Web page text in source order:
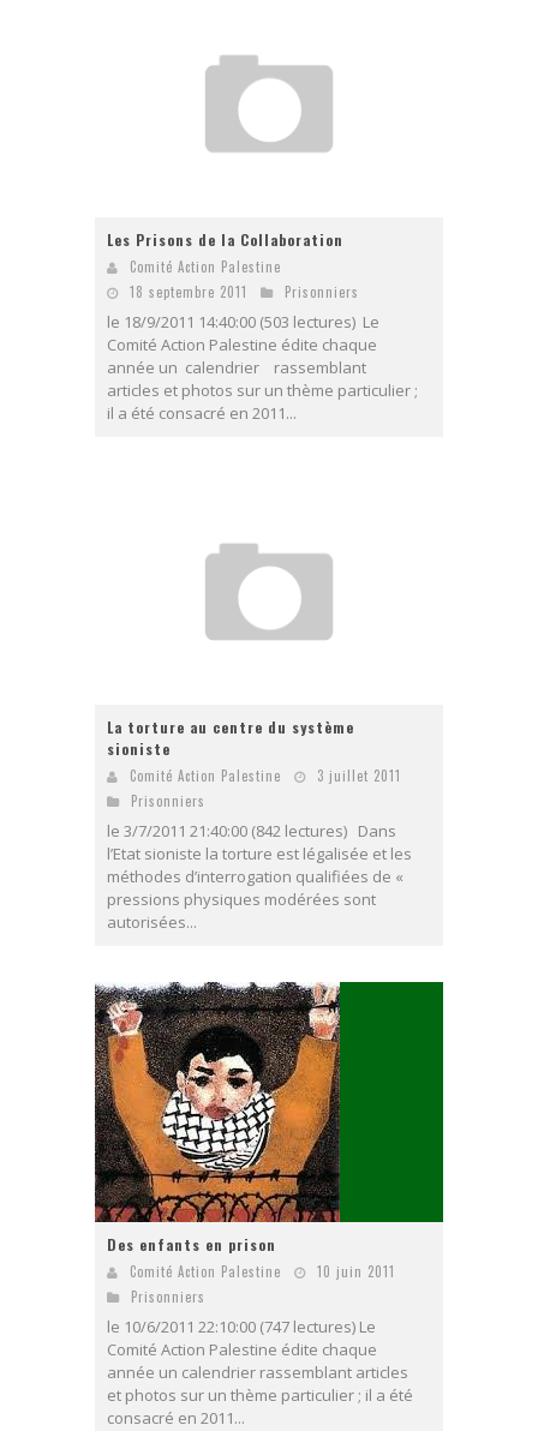
Les Prisons de la Collaboration
Comité Action Palestine
18 septembre 2011
Prisonniers
le 18/9/2011 14:40:00 (503 lectures) Le
Comité Action Palestine édite chaque
année un calendrier rassemblant
articles et photos sur un thème particulier ;
il a été consacré en 2011...
La torture au centre du système
sioniste
Comité Action Palestine
3 juillet 2011
Prisonniers
le 3/7/2011 21:40:00 (842 lectures) Dans
l’Etat sioniste la torture est légalisée et les
méthodes d’interrogation qualifiées de «
pressions physiques modérées sont
autorisées...
Des enfants en prison
Comité Action Palestine
10 juin 2011
Prisonniers
le 10/6/2011 22:10:00 (747 lectures) Le
Comité Action Palestine édite chaque
année un calendrier rassemblant articles
et photos sur un thème particulier ; il a été
consacré en 2011...